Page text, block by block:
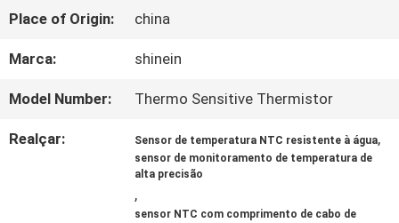
CONTROLE
DA
Place of Origin: china
Marca: shinein
Model Number: Thermo Sensitive Thermistor
Realçar: Sensor de temperatura NTC resistente à água,
sensor de monitoramento de temperatura de
alta precisão
,
sensor NTC com comprimento de cabo de